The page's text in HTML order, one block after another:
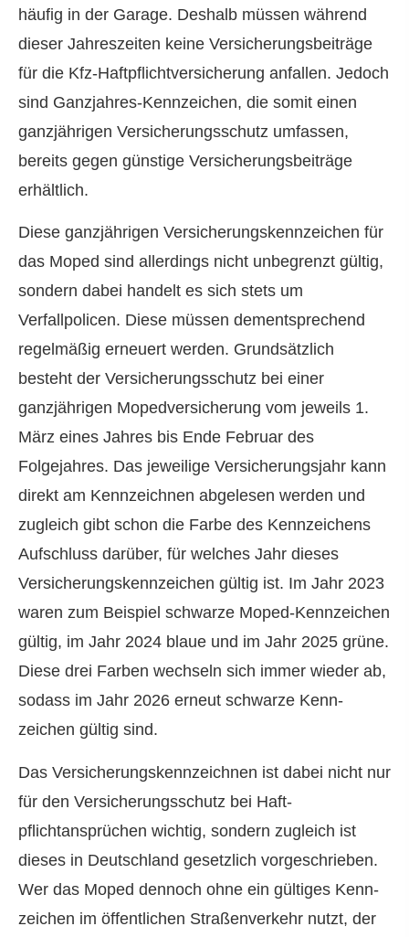
häufig in der Garage. Deshalb müssen während
dieser Jahreszeiten keine Versicherungsbeiträge
für die Kfz-Haft­pflichtversicherung anfallen. Jedoch
sind Ganzjahres-Kenn­zeichen, die somit einen
ganzjährigen Versicherungsschutz umfassen,
bereits gegen günstige Versicherungsbeiträge
erhältlich.
Diese ganzjährigen Versicherungskennzeichen für
das Moped sind allerdings nicht unbegrenzt gültig,
sondern dabei handelt es sich stets um
Verfallpolicen. Diese müssen dementsprechend
regelmäßig erneuert werden. Grundsätzlich
besteht der Versicherungsschutz bei einer
ganzjährigen Mopedversicherung vom jeweils 1.
März eines Jahres bis Ende Februar des
Folgejahres. Das jeweilige Versicherungsjahr kann
direkt am Kennzeichnen abgelesen werden und
zugleich gibt schon die Farbe des Kenn­zeichens
Aufschluss darüber, für welches Jahr dieses
Versicherungskennzeichen gültig ist. Im Jahr 2023
waren zum Beispiel schwarze Moped-Kenn­zeichen
gültig, im Jahr 2024 blaue und im Jahr 2025 grüne.
Diese drei Farben wechseln sich immer wieder ab,
sodass im Jahr 2026 erneut schwarze Kenn­
zeichen gültig sind.
Das Versicherungskennzeichnen ist dabei nicht nur
für den Versicherungsschutz bei Haft­
pflichtansprüchen wichtig, sondern zugleich ist
dieses in Deutschland gesetzlich vorgeschrieben.
Wer das Moped dennoch ohne ein gültiges Kenn­
zeichen im öffentlichen Straßenverkehr nutzt, der